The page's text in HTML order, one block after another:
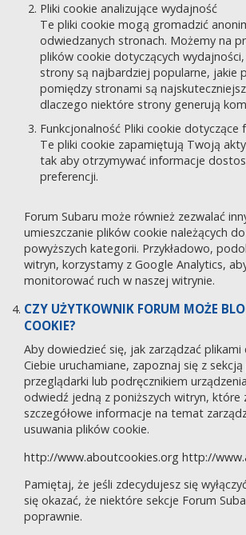
Pliki cookie analizujące wydajność
Te pliki cookie mogą gromadzić
odwiedzanych stronach. Możemy na
plików cookie dotyczących
strony są najbardziej popularne, jakie
pomiędzy stronami są
dlaczego niektóre strony generują
Funkcjonalność Pliki cookie dotyczące
Te pliki cookie zapamiętują Twoją
tak aby otrzymywać informacje
preferencji.
Forum Subaru może również zezwalać
umieszczanie plików cookie należących
powyższych kategorii. Przykładowo,
witryn, korzystamy z Google Analytics,
monitorować ruch w naszej witrynie.
CZY UŻYTKOWNIK FORUM MOŻE
COOKIE?
Aby dowiedzieć się, jak zarządzać
Ciebie uruchamiane, zapoznaj się z
przeglądarki lub podręcznikiem
odwiedź jedną z poniższych witryn, które
szczegółowe informacje na temat
usuwania plików cookie.
http://www.aboutcookies.org http://
Pamiętaj, że jeśli zdecydujesz się
się okazać, że niektóre sekcje Forum
poprawnie.